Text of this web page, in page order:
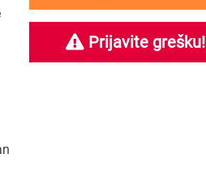
Prijavite grešku!